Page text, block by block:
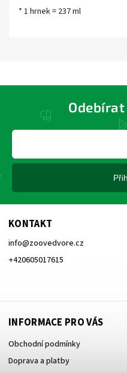
* 1 hrnek = 237 ml
KONTAKT
info@zoovedvore.cz
+420605017615
INFORMACE PRO VÁS
Obchodní podmínky
Doprava a platby